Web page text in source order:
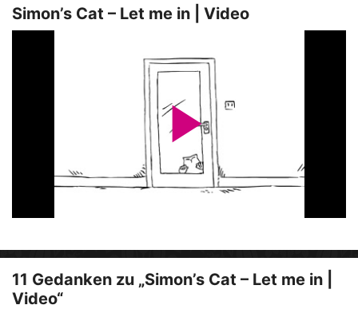
Simon’s Cat – Let me in | Video
P
l
a
11 Gedanken zu „Simon’s Cat – Let me in |
Video“